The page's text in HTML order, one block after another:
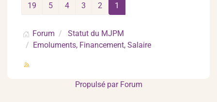
1
2
3
4
5
19
Forum
Statut du MJPM
Emoluments, Financement, Salaire
Propulsé par Forum